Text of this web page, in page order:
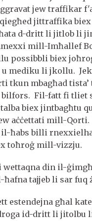
jew traffikar
jittraffika
d-dritt li jitlob li
mill-Imħallef
possibbli biex
u mediku li jkollu.
tkun mbagħad
bilfors. Fil-fatt fi tliet
biex jintbagħtu
aċċettati mill-Qorti.
il-ħabs billi
toħroġ mill-vizzju.
din il-
tajjeb li sar fuq
estendejna għal
id-dritt li jitolbu